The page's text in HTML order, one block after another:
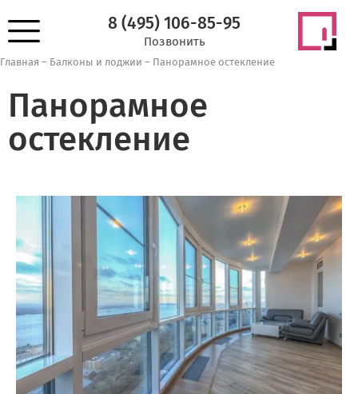
8 (495) 106-85-95
Позвонить
Главная – Балконы и лоджии – Панорамное остекление
Панорамное
остекление